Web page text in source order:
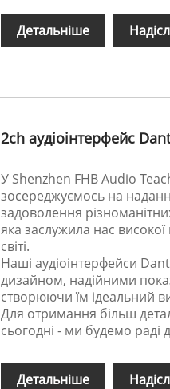
Детальніше
2ch аудіоінтерфейс
У Shenzhen FHB Audio
зосереджуємось на
задоволення
яка заслужила нас високої
світі.
Наші аудіоінтерфейси
дизайном, надійними
створюючи їм ідеальний
Для отримання більш
сьогодні - ми будемо раді
Детальніше